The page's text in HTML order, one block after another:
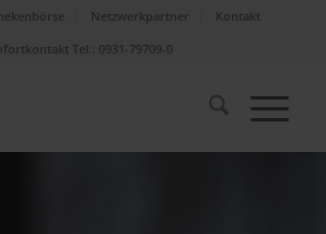
Netzwerkpartner
Kontakt
Tel.: 0931-79709-0